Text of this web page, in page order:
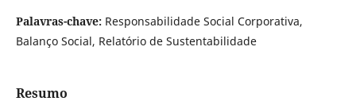
Palavras-chave: Responsabilidade Social Corporativa,
Balanço Social, Relatório de Sustentabilidade
Resumo